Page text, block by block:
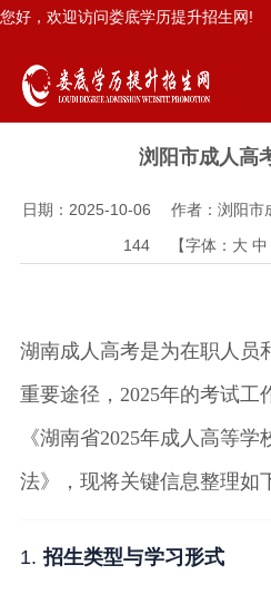
您好，欢迎访问娄底学历提升招生网!
浏阳市成人高
日期：2025-10-06 作者：浏阳
144 【字体： 大 中
湖南成人高考是为在职人员
重要途径，2025年的考试工
《湖南省2025年成人高等
法》，现将关键信息整理如
1.招生类型与学习形式